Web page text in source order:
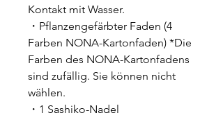
Kontakt mit Wasser.
・Pflanzengefärbter Faden (4
Farben NONA-Kartonfaden) *Die
Farben des NONA-Kartonfadens
sind zufällig. Sie können nicht
wählen.
・1 Sashiko-Nadel